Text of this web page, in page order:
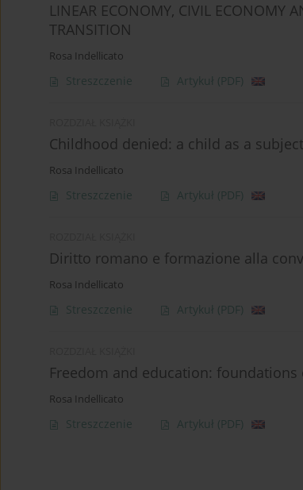
LINEAR ECONOMY, CIVIL ECONOMY
TRANSITION
Rosa Indellicato
Streszczenie Artykuł (PDF)
Childhood denied: a child as a
Rosa Indellicato
Streszczenie Artykuł (PDF)
Diritto romano e formazione alla
Rosa Indellicato
Streszczenie Artykuł (PDF)
Freedom and education:
Rosa Indellicato
Streszczenie Artykuł (PDF)